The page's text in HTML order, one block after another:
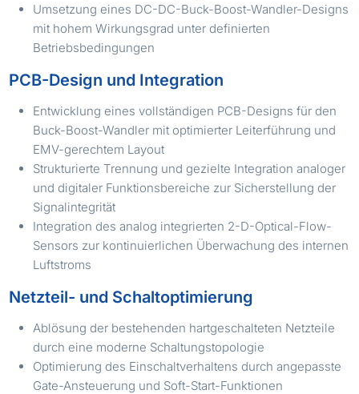
Umsetzung eines DC-DC-Buck-Boost-Wandler-Designs
mit hohem Wirkungsgrad unter definierten
Betriebsbedingungen
PCB-Design und Integration
Entwicklung eines vollständigen PCB-Designs für den
Buck-Boost-Wandler mit optimierter Leiterführung und
EMV-gerechtem Layout
Strukturierte Trennung und gezielte Integration analoger
und digitaler Funktionsbereiche zur Sicherstellung der
Signalintegrität
Integration des analog integrierten 2-D-Optical-Flow-
Sensors zur kontinuierlichen Überwachung des internen
Luftstroms
Netzteil- und Schaltoptimierung
Ablösung der bestehenden hartgeschalteten Netzteile
durch eine moderne Schaltungstopologie
Optimierung des Einschaltverhaltens durch angepasste
Gate-Ansteuerung und Soft-Start-Funktionen